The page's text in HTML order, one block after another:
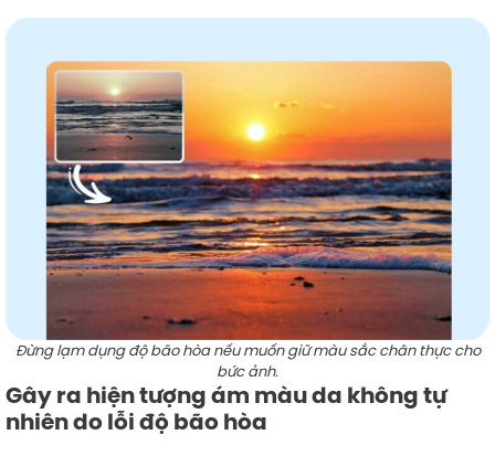
Đừng lạm dụng độ bão hòa nếu muốn giữ màu sắc chân thực cho
bức ảnh.
Gây ra hiện tượng ám màu da không tự
nhiên do lỗi độ bão hòa